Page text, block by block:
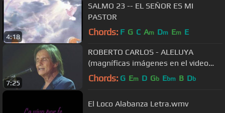
4:18
SALMO 23 -- EL SEÑOR ES MI
PASTOR
Chords: F G C Am Dm Em E
7:25
ROBERTO CARLOS - ALELUYA
(magníficas imágenes en el video
2013) - HD
Chords: G Em D Gb Ebm B Db
El Loco Alabanza Letra.wmv